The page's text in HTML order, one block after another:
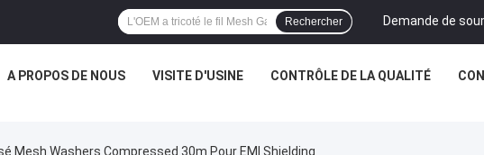
Demande de
Rechercher
A PROPOS DE NOUS VISITE D'USINE CONTRÔLE DE LA QUALITÉ
Mesh Washers Compressed 30m Pour EMI Shielding